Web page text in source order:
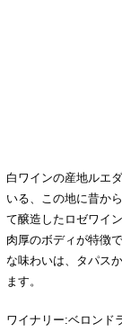
白ワインの産地ルエ
いる、この地に昔か
て醸造したロゼワイ
肉厚のボディが特徴
な味わいは、タパス
ます。
ワイナリー:ベロンド